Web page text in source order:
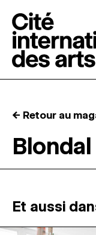
RÉSIDENCES ↓
ATELIERS
← Retour au
Et aussi